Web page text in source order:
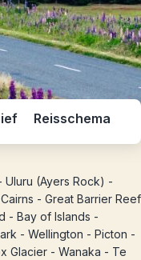
Reisschema
(Ayers Rock) -
- Great Barrier Reef
- Bay of Islands -
- Wellington - Picton -
Glacier - Wanaka - Te